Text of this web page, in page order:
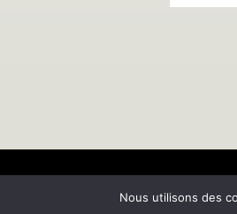
Nous utilisons des